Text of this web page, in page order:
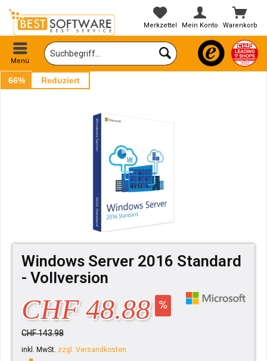
Warenkorb
Merkzettel Mein Konto
Menü
66% Reduziert
Windows Server 2016 Standard
- Vollversion
CHF 48.88
CHF 143.98
inkl. MwSt. zzgl. Versandkosten